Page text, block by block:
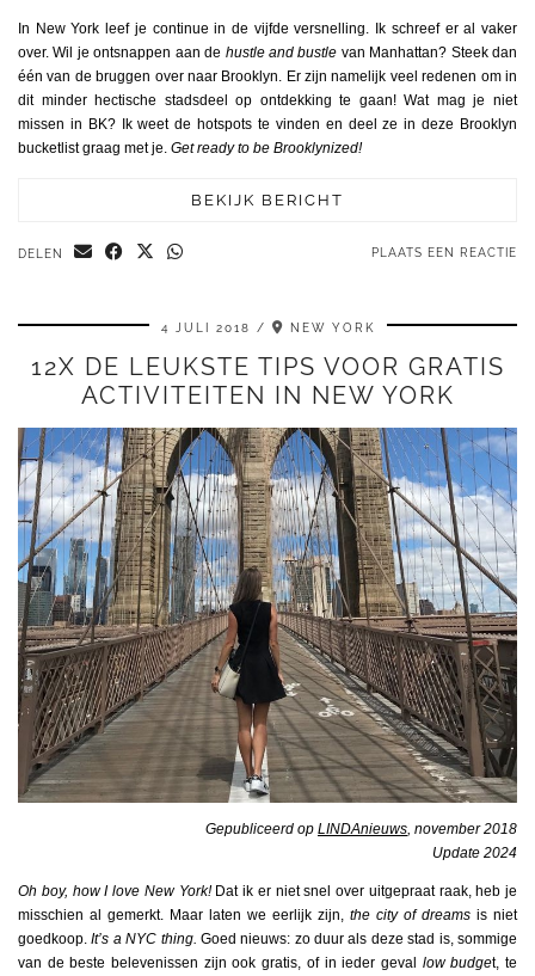
In New York leef je continue in de vijfde versnelling. Ik schreef er al vaker
over. Wil je ontsnappen aan de hustle and bustle van Manhattan? Steek dan
één van de bruggen over naar Brooklyn. Er zijn namelijk veel redenen om in
dit minder hectische stadsdeel op ontdekking te gaan! Wat mag je niet
missen in BK? Ik weet de hotspots te vinden en deel ze in deze Brooklyn
bucketlist graag met je. Get ready to be Brooklynized!
BEKIJK BERICHT
DELEN PLAATS EEN REACTIE
4 JULI 2018 NEW YORK
12X DE LEUKSTE TIPS VOOR GRATIS
ACTIVITEITEN IN NEW YORK
Gepubliceerd op LINDAnieuws , november 2018
Update 2024
Oh boy, how I love New York! Dat ik er niet snel over uitgepraat raak, heb je
misschien al gemerkt. Maar laten we eerlijk zijn, the city of dreams is niet
goedkoop.It’s a NYC thing. Goed nieuws: zo duur als deze stad is, sommige
van de beste belevenissen zijn ook gratis, of in ieder geval low budget, te